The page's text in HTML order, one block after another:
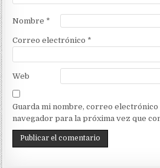
Nombre *
Correo electrónico *
Web
Guarda mi nombre, correo electrónico
navegador para la próxima vez que